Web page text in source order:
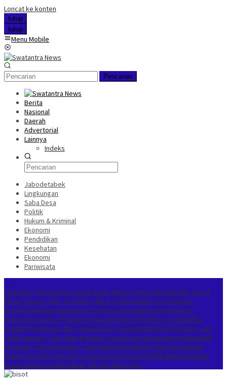
Loncat ke konten
tutup
tutup
Menu Mobile
Pencarian
Berita
Nasional
Daerah
Advertorial
Lainnya
Indeks
Jabodetabek
Lingkungan
Saba Desa
Politik
Hukum & Kriminal
Ekonomi
Pendidikan
Kesehatan
Ekonomi
Pariwisata
Satlantas Polresta Karawang Sigap Bantu Pengendara Mogok, Derek
Motor Hingga SPBU Terdekat LBH Arya Mandalika Sorot Dugaan
Penyalahgunaan Wewenang Perizinan Perumahan di Karawang,
Berpotensi Sanksi Pidana hingga Administratif LBH Arya Mandalika
Sambut Kapolresta Baru: Harap Bawa Semangat Baru Pelayanan yang
Lebih Humanis Jalin Sinergi Media, Kapolresta Karawang Perkenalkan
Program “GAS Karawang” Tingkatkan Kehadiran Polisi di Lapangan
Sidang Perdana Dugaan Penganiayaan Anggota DPRD Bekasi Digelar,
Kuasa Hukum Korban Minta Tak Ada Intervensi